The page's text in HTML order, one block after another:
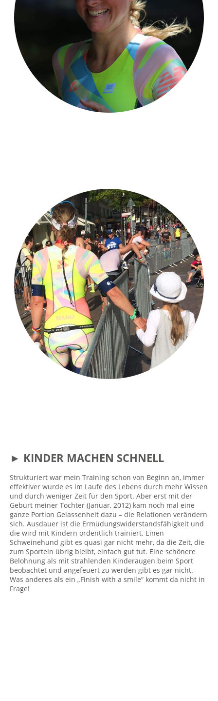
► KINDER MACHEN SCHNELL
Strukturiert war mein Training schon von Beginn an, immer
effektiver wurde es im Laufe des Lebens durch mehr Wissen
und durch weniger Zeit für den Sport. Aber erst mit der
Geburt meiner Tochter (Januar, 2012) kam noch mal eine
ganze Portion Gelassenheit dazu – die Relationen verändern
sich. Ausdauer ist die Ermüdungswiderstandsfähigkeit und
die wird mit Kindern ordentlich trainiert. Einen
Schweinehund gibt es quasi gar nicht mehr, da die Zeit, die
zum Sporteln übrig bleibt, einfach gut tut. Eine schönere
Belohnung als mit strahlenden Kinderaugen beim Sport
beobachtet und angefeuert zu werden gibt es gar nicht.
Was anderes als ein „Finish with a smile“ kommt da nicht in
Frage!